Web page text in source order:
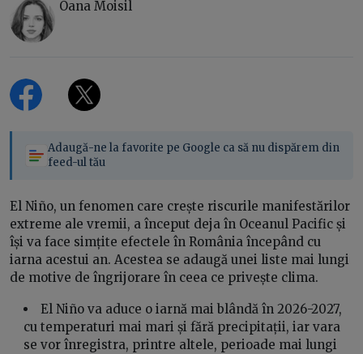
Oana Moisil
Adaugă-ne la favorite pe Google ca să nu dispărem din
feed-ul tău
El Niño, un fenomen care crește riscurile manifestărilor
extreme ale vremii, a început deja în Oceanul Pacific și
își va face simțite efectele în România începând cu
iarna acestui an. Acestea se adaugă unei liste mai lungi
de motive de îngrijorare în ceea ce privește clima.
El Niño va aduce o iarnă mai blândă în 2026-2027,
cu temperaturi mai mari și fără precipitații, iar vara
se vor înregistra, printre altele, perioade mai lungi